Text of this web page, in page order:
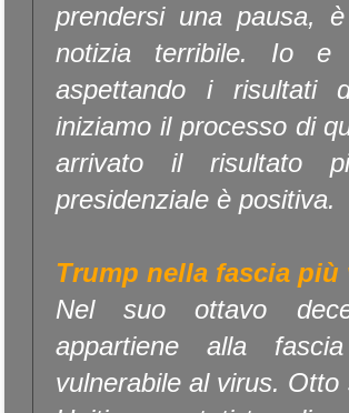
prendersi una pausa,
notizia terribile. Io
aspettando i risultati
iniziamo il processo di
arrivato il risultato
presidenziale è positiva.
Trump nella fascia più
Nel suo ottavo
appartiene alla
vulnerabile al virus.